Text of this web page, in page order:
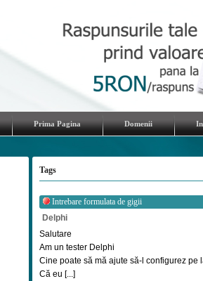
Prima Pagina Domenii
Tags
Intrebare formulata de gigii
Delphi
Salutare
Am un tester Delphi
Cine poate să mă ajute să-l configurez pe
Că eu [...]